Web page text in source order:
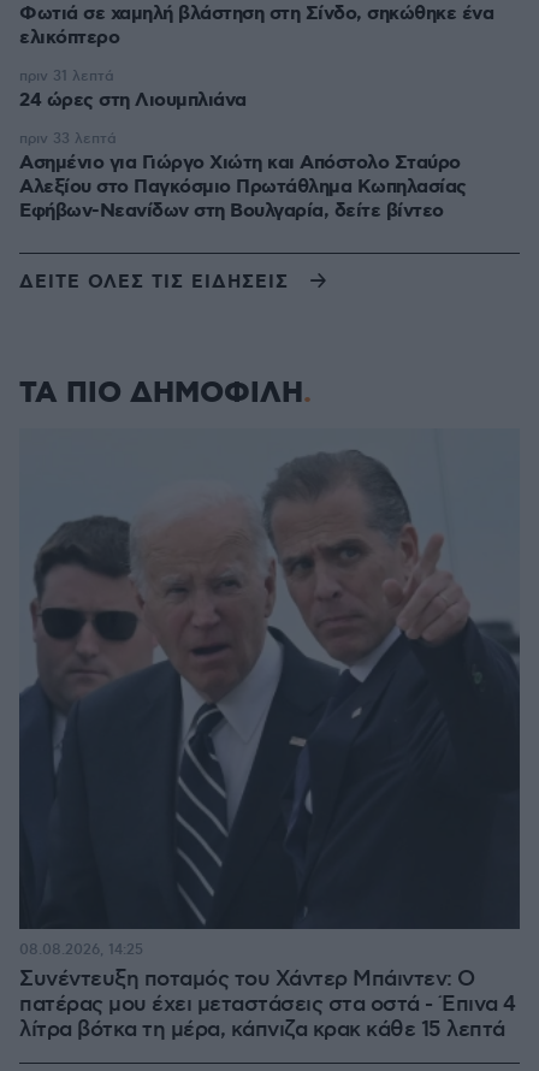
Φωτιά σε χαμηλή βλάστηση στη Σίνδο, σηκώθηκε ένα
ελικόπτερο
24 ώρες στη Λιουμπλιάνα
πριν 31 λεπτά
Ασημένιο για Γιώργο Χιώτη και Απόστολο Σταύρο
Αλεξίου στο Παγκόσμιο Πρωτάθλημα Κωπηλασίας
Εφήβων-Νεανίδων στη Βουλγαρία, δείτε βίντεο
πριν 33 λεπτά
ΔΕΙΤΕ ΟΛΕΣ ΤΙΣ ΕΙΔΗΣΕΙΣ
ΤΑ ΠΙΟ ΔΗΜΟΦΙΛΗ
Συνέντευξη ποταμός του Χάντερ Μπάιντεν: Ο
πατέρας μου έχει μεταστάσεις στα οστά - Έπινα 4
λίτρα βότκα τη μέρα, κάπνιζα κρακ κάθε 15 λεπτά
08.08.2026, 14:25